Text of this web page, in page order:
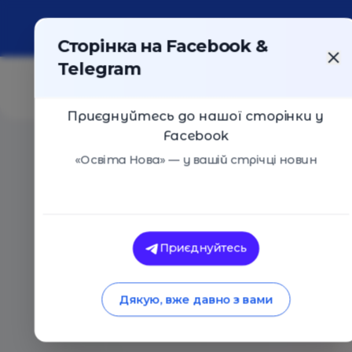
Робимо слайм
03.09.2019 12330 0
Сторінка на Facebook &
Telegram
Приєднуйтесь до нашої сторінки у
Facebook
«Освіта Нова» — у вашій стрічці новин
Приєднуйтесь
Дякую, вже давно з вами